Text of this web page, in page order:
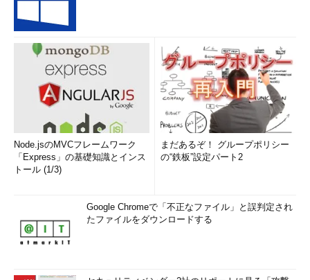
Node.jsのMVCフレームワーク
「Express」の基礎知識とインス
トール (1/3)
まだあるぞ！ グループポリシー
の“鉄板”設定パート2
Google Chromeで「不正なファイル」と誤判定され
たファイルをダウンロードする